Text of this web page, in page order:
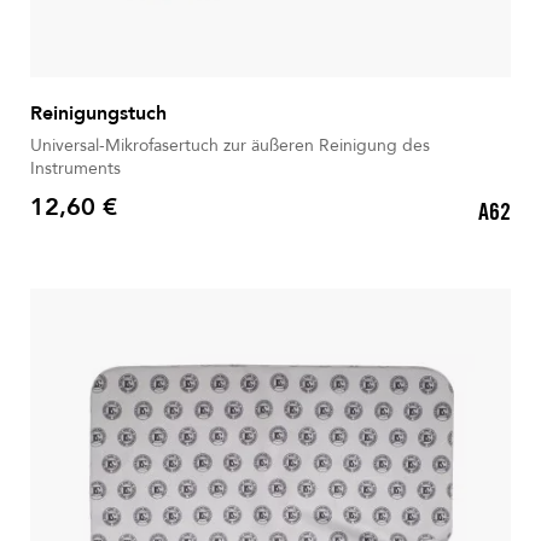
Reinigungstuch
Universal-Mikrofasertuch zur äußeren Reinigung des
Instruments
Preis
12,60 € A62